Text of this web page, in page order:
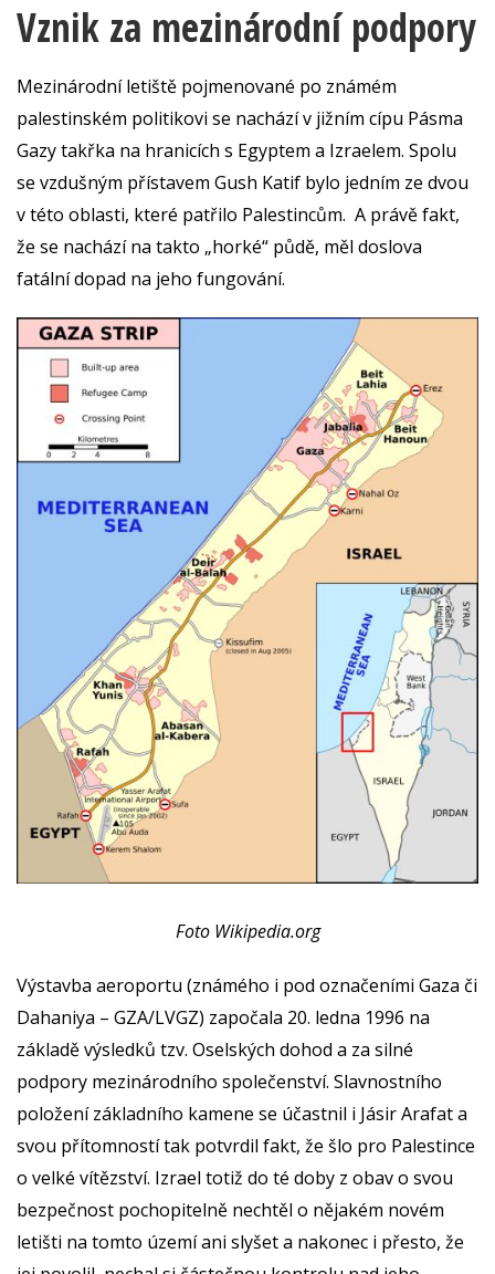
Vznik za mezinárodní podpory
Mezinárodní letiště pojmenované po známém
palestinském politikovi se nachází v jižním cípu Pásma
Gazy takřka na hranicích s Egyptem a Izraelem. Spolu
se vzdušným přístavem Gush Katif bylo jedním ze dvou
v této oblasti, které patřilo Palestincům. A právě fakt,
že se nachází na takto „horké“ půdě, měl doslova
fatální dopad na jeho fungování.
Foto Wikipedia.org
Výstavba aeroportu (známého i pod označeními Gaza či
Dahaniya – GZA/LVGZ) započala 20. ledna 1996 na
základě výsledků tzv. Oselských dohod a za silné
podpory mezinárodního společenství. Slavnostního
položení základního kamene se účastnil i Jásir Arafat a
svou přítomností tak potvrdil fakt, že šlo pro Palestince
o velké vítězství. Izrael totiž do té doby z obav o svou
bezpečnost pochopitelně nechtěl o nějakém novém
letišti na tomto území ani slyšet a nakonec i přesto, že